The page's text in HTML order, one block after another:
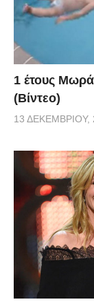
1 έτους
(Βίντεο)
13 ΔΕΚΕΜΒΡΊΟΥ,